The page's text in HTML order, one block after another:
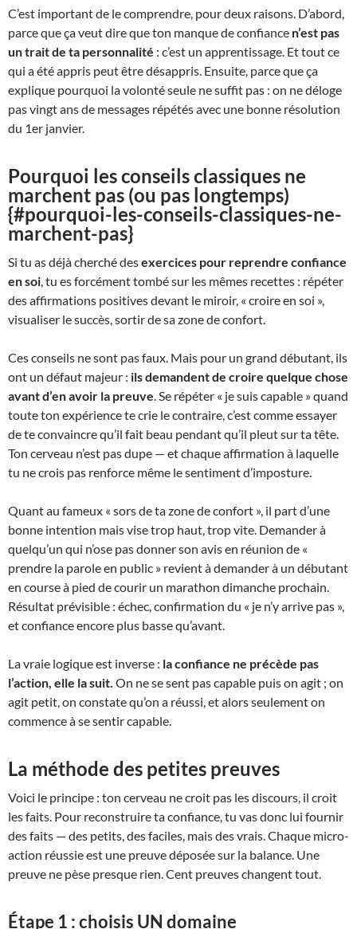
C’est important de le comprendre, pour deux raisons. D’abord,
parce que ça veut dire que ton manque de confiance n’est pas
un trait de ta personnalité : c’est un apprentissage. Et tout ce
qui a été appris peut être désappris. Ensuite, parce que ça
explique pourquoi la volonté seule ne suffit pas : on ne déloge
pas vingt ans de messages répétés avec une bonne résolution
du 1er janvier.
Pourquoi les conseils classiques ne
marchent pas (ou pas longtemps)
{#pourquoi-les-conseils-classiques-ne-
marchent-pas}
Si tu as déjà cherché desexercices pour reprendre confiance
en soi, tu es forcément tombé sur les mêmes recettes : répéter
des affirmations positives devant le miroir, « croire en soi »,
visualiser le succès, sortir de sa zone de confort.
Ces conseils ne sont pas faux. Mais pour un grand débutant, ils
ont un défaut majeur : ils demandent de croire quelque chose
avant d’en avoir la preuve. Se répéter « je suis capable » quand
toute ton expérience te crie le contraire, c’est comme essayer
de te convaincre qu’il fait beau pendant qu’il pleut sur ta tête.
Ton cerveau n’est pas dupe — et chaque affirmation à laquelle
tu ne crois pas renforce même le sentiment d’imposture.
Quant au fameux « sors de ta zone de confort », il part d’une
bonne intention mais vise trop haut, trop vite. Demander à
quelqu’un qui n’ose pas donner son avis en réunion de «
prendre la parole en public » revient à demander à un débutant
en course à pied de courir un marathon dimanche prochain.
Résultat prévisible : échec, confirmation du « je n’y arrive pas »,
et confiance encore plus basse qu’avant.
La vraie logique est inverse : la confiance ne précède pas
l’action, elle la suit. On ne se sent pas capable puis on agit ; on
agit petit, on constate qu’on a réussi, et alors seulement on
commence à se sentir capable.
La méthode des petites preuves
Voici le principe : ton cerveau ne croit pas les discours, il croit
les faits. Pour reconstruire ta confiance, tu vas donc lui fournir
des faits — des petits, des faciles, mais des vrais. Chaque micro-
action réussie est une preuve déposée sur la balance. Une
preuve ne pèse presque rien. Cent preuves changent tout.
Étape 1 : choisis UN domaine